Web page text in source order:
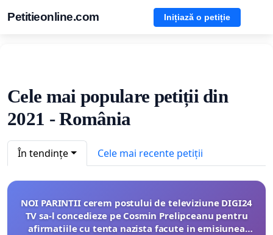
Petitieonline.com Inițiază o petiție
Cele mai populare petiții din
2021 - România
În tendințe Cele mai recente petiții
NOI PARINTII cerem postului de televiziune DIGI24
TV sa-l concedieze pe Cosmin Prelipceanu pentru
afirmatiile cu tenta nazista facute in emisiunea